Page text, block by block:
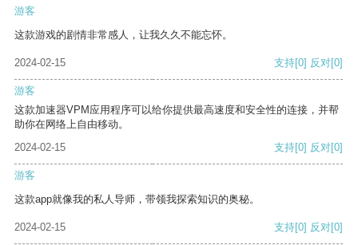
游客
这款游戏的剧情非常感人，让我久久不能忘怀。
2024-02-15 支持[0] 反对[0]
游客
这款加速器VPM应用程序可以给你提供最高速度和安全性的连接，并帮
助你在网络上自由移动。
2024-02-15
支持[0] 反对[0]
游客
这款app就像我的私人导师，带领我探索知识的奥秘。
2024-02-15 支持[0] 反对[0]